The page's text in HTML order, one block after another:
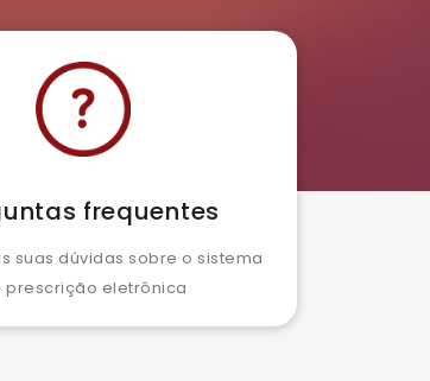
frequentes
suas dúvidas sobre o sistema
prescrição eletrônica